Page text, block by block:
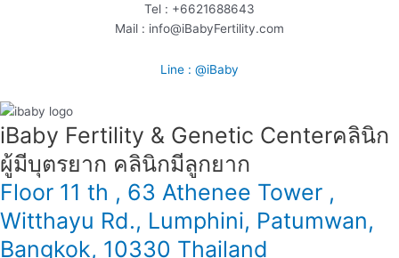
Tel : +6621688643
Mail : info@iBabyFertility.com
Line : @iBaby
iBaby Fertility & Genetic Center​ คลินิก
ผู้มีบุตรยาก คลินิกมีลูกยาก
Floor 11 th , 63 Athenee Tower ,
Witthayu Rd., Lumphini, Patumwan,
Bangkok, 10330 Thailand